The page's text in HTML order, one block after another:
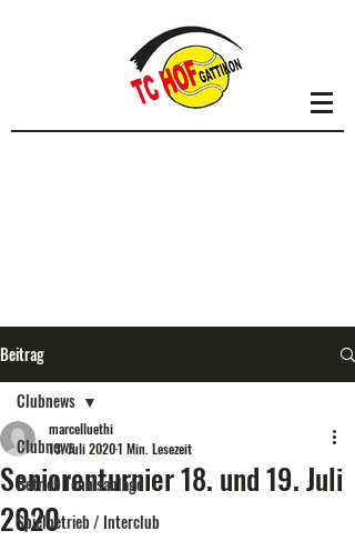
Beitrag
Clubnews
Betrieb Tennisanlage
Spielbetrieb / Interclub
Clubnews
Seniorenturnier 18. und 19. Juli
2020
marcelluethi
13. Juli 20201 Min. Lesezeit